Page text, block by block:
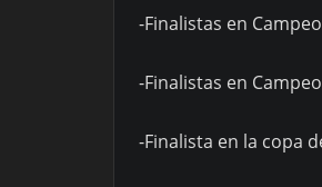
-Finalistas en
-Finalistas en
-Finalista en la copa